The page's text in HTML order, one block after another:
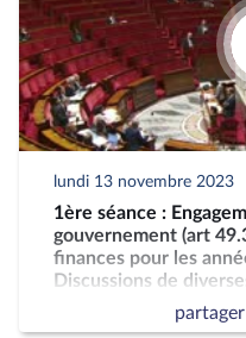
lundi 13 novembre 2023
1ère séance :
gouvernement (art
finances pour les
Discussions de
partager